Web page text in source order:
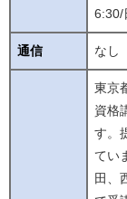
6:30/
通信 なし
東京
資格
す。
てい
田、